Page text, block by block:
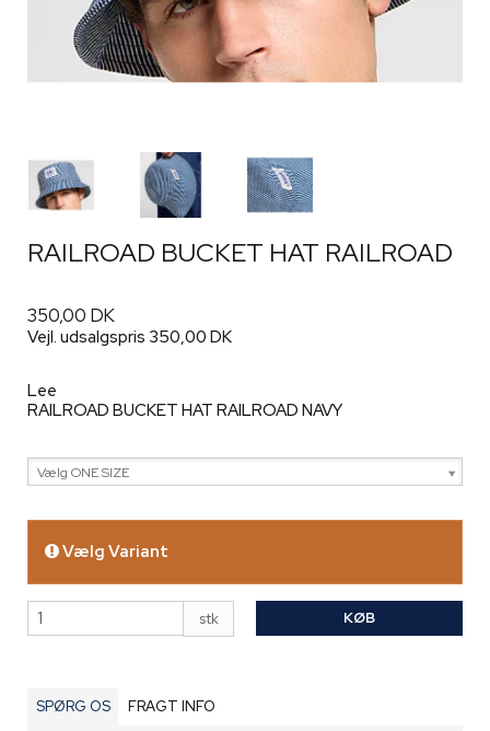
RAILROAD BUCKET HAT RAILROAD
350,00 DK
Vejl. udsalgspris 350,00 DK
Lee
RAILROAD BUCKET HAT RAILROAD NAVY
Vælg ONE SIZE
Vælg Variant
stk KØB
SPØRG OS FRAGT INFO